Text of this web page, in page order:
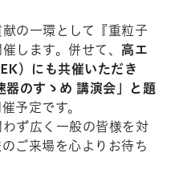
の一環として『重粒子
します。併せて、 高エ
）にも共催いただき
器のすゝめ 講演会」と題
予定です。
ず広く一般の皆様を対
ご来場を心よりお待ち